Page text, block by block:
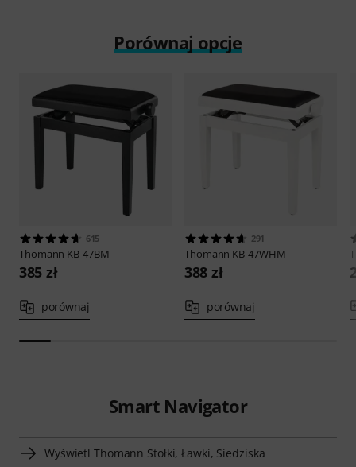
Porównaj opcje
615
Thomann KB-47BM
385 zł
porównaj
291
Thomann KB-47WHM
388 zł
porównaj
Smart Navigator
Wyświetl Thomann Stołki, Ławki, Siedziska